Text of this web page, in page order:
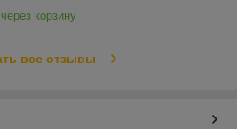
корзину
все отзывы